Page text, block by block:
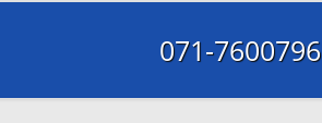
071-7600796